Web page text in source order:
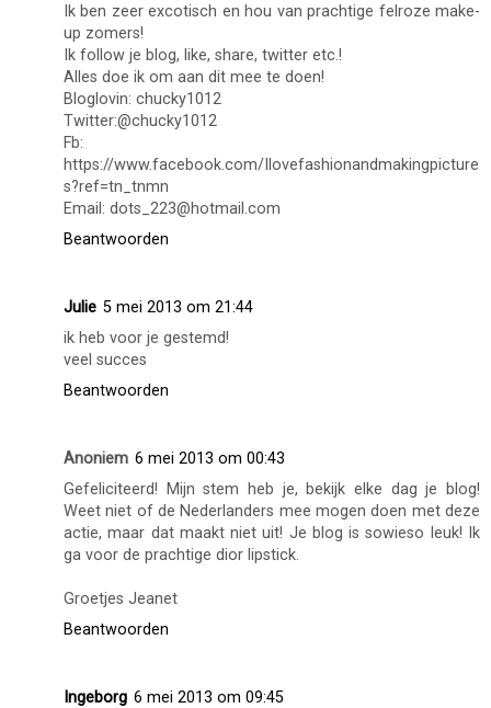
Ik ben zeer excotisch en hou van prachtige felroze make-
up zomers!
Ik follow je blog, like, share, twitter etc.!
Alles doe ik om aan dit mee te doen!
Bloglovin: chucky1012
Twitter:@chucky1012
Fb:
https://www.facebook.com/Ilovefashionandmakingpicture
s?ref=tn_tnmn
Email: dots_223@hotmail.com
Beantwoorden
Julie 5 mei 2013 om 21:44
ik heb voor je gestemd!
veel succes
Beantwoorden
Anoniem 6 mei 2013 om 00:43
Gefeliciteerd! Mijn stem heb je, bekijk elke dag je blog!
Weet niet of de Nederlanders mee mogen doen met deze
actie, maar dat maakt niet uit! Je blog is sowieso leuk! Ik
ga voor de prachtige dior lipstick.
Groetjes Jeanet
Beantwoorden
Ingeborg 6 mei 2013 om 09:45